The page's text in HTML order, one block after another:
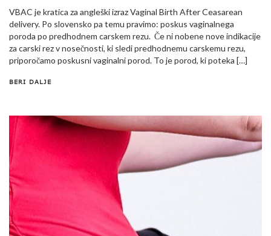
VBAC je kratica za angleški izraz Vaginal Birth After Ceasarean
delivery. Po slovensko pa temu pravimo: poskus vaginalnega
poroda po predhodnem carskem rezu. Če ni nobene nove indikacije
za carski rez v nosečnosti, ki sledi predhodnemu carskemu rezu,
priporočamo poskusni vaginalni porod. To je porod, ki poteka […]
BERI DALJE